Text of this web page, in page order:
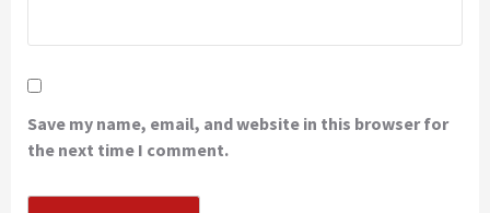
Save my name, email, and website in this browser for
the next time I comment.